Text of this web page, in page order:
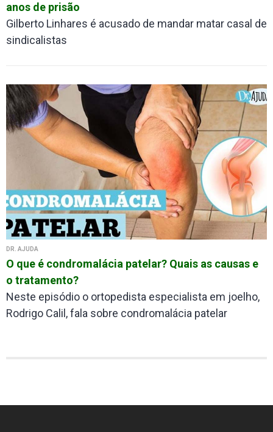
anos de prisão
Gilberto Linhares é acusado de mandar matar casal de
sindicalistas
DR. AJUDA
O que é condromalácia patelar? Quais as causas e
o tratamento?
Neste episódio o ortopedista especialista em joelho,
Rodrigo Calil, fala sobre condromalácia patelar